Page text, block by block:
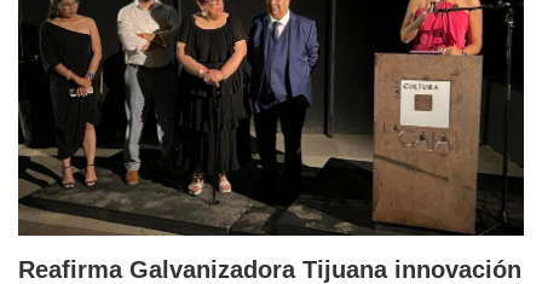
Reafirma Galvanizadora Tijuana innovación